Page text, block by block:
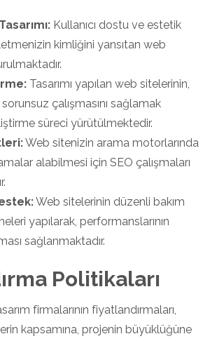
Kullanıcı dostu ve estetik
kimliğini yansıtan web
Tasarımı yapılan web sitelerinin,
çalışmasını sağlamak
süreci yürütülmektedir.
Web sitenizin arama motorlarında
alabilmesi için SEO çalışmaları
Web sitelerinin düzenli bakım
yapılarak, performanslarının
sağlanmaktadır.
Politikaları
firmalarının fiyatlandırmaları,
kapsamına, projenin büyüklüğüne